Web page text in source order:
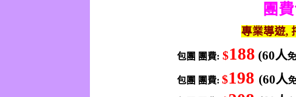
團
專業導遊,
包團 團費: $188 (60人
包團 團費:$198 (60人